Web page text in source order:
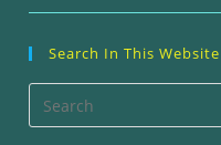
Search In This Website